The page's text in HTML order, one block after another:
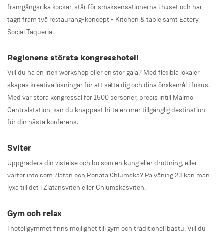
framgångsrika kockar, står för smaksensationerna i huset och har
tagit fram två restaurang-koncept – Kitchen & table samt Eatery
Social Taqueria.
Regionens största kongresshotell
Vill du ha en liten workshop eller en stor gala? Med flexibla lokaler
skapas kreativa lösningar för att sätta dig och dina önskemål i fokus.
Med vår stora kongressal för 1500 personer, precis intill Malmö
Centralstation, kan du knappast hitta en mer tillgänglig destination
för din nästa konferens.
Sviter
Uppgradera din vistelse och bo som en kung eller drottning, eller
varför inte som Zlatan och Renata Chlumska? På våning 23 kan man
lyxa till det i Zlatansviten eller Chlumskasviten.
Gym och relax
I hotellgymmet finns möjlighet till gym och traditionell bastu. Vill du